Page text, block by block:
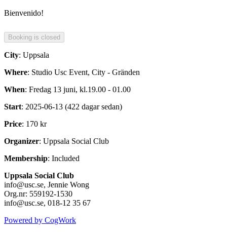
Bienvenido!
City: Uppsala
Where: Studio Usc Event, City - Gränden
When: Fredag 13 juni, kl.19.00 - 01.00
Start: 2025-06-13 (422 dagar sedan)
Price: 170 kr
Organizer: Uppsala Social Club
Membership: Included
Uppsala Social Club
info@usc.se, Jennie Wong
Org.nr: 559192-1530
info@usc.se, 018-12 35 67
Powered by CogWork